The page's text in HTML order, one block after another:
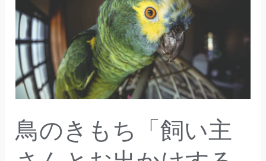
鳥のきもち「飼い主
き
も
ち
「飼
さ
ん